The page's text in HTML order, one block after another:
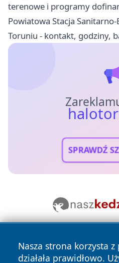
terenowe i programy
Powiatowa Stacja
Toruniu - kontakt, godziny,
SPRAWDŹ
Nasza strona korzysta
działała prawidłowo.